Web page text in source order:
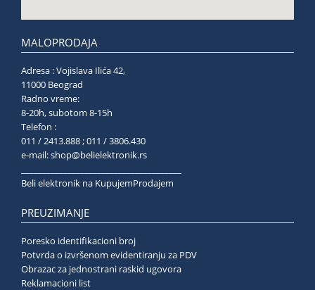
MALOPRODAJA
Adresa : Vojislava Ilića 42,
11000 Beograd
Radno vreme:
8-20h, subotom 8-15h
Telefon :
011 / 2413.888 ; 011 / 3806.430
e-mail:shop@belielektronik.rs
Beli elektronik na KupujemProdajem
PREUZIMANJE
Poresko identifikacioni broj
Potvrda o izvršenom evidentiranju za PDV
Obrazac za jednostrani raskid ugovora
Reklamacioni list